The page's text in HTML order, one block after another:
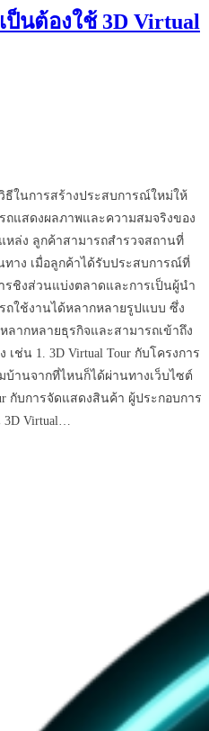
นต้องใช้ 3D Virtual
ธีในการสร้างประสบการณ์ใหม่ให้
ถแสดงผลภาพและความสมจริงของ
หล่ง ลูกค้าสามารถสำรวจสถานที่
าง เมื่อลูกค้าได้รับประสบการณ์ที่
ชิงส่วนแบ่งตลาดและการเป็นผู้นำ
ถใช้งานได้หลากหลายรูปแบบ ซึ่ง
ลากหลายธุรกิจและสามารถเข้าถึง
ช่น 1. 3D Virtual Tour กับโครงการ
านจากที่ไหนก็ได้ผ่านทางเว็บไซต์
กับการจัดแสดงสินค้า ผู้ประกอบการ
Virtual…